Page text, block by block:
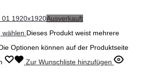
Ausverkauft
wählen Dieses Produkt weist mehrere
Optionen können auf der Produktseite
Zur Wunschliste hinzufügen